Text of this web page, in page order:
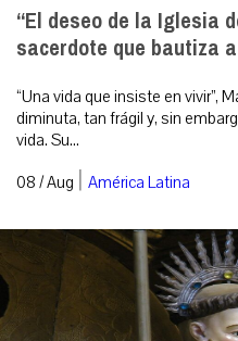
“El deseo de la Iglesia
sacerdote que bautiza
“Una vida que insiste en vivir”,
diminuta, tan frágil y, sin
vida. Su...
08 / Aug | América Latina